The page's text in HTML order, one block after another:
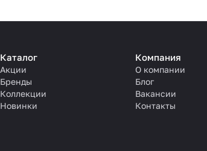
Каталог
Акции
Бренды
Коллекции
Новинки
Компания
О компании
Блог
Вакансии
Контакты